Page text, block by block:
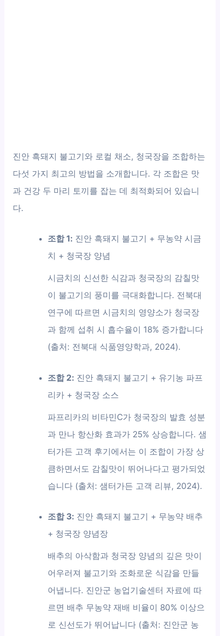
진안 흑돼지 불고기와 로컬 채소, 청국장을 조합하는
다섯 가지 최고의 방법을 소개합니다. 각 조합은 맛
과 건강 두 마리 토끼를 잡는 데 최적화되어 있습니
다.
조합 1: 진안 흑돼지 불고기 + 무농약 시금
치 + 청국장 양념
시금치의 신선한 식감과 청국장의 감칠맛
이 불고기의 풍미를 극대화합니다. 전북대
연구에 따르면 시금치의 영양소가 청국장
과 함께 섭취 시 흡수율이 18% 증가합니다
(출처: 전북대 식품영양학과, 2024).
조합 2: 진안 흑돼지 불고기 + 유기농 파프
리카 + 청국장 소스
파프리카의 비타민C가 청국장의 발효 성분
과 만나 항산화 효과가 25% 상승합니다. 샘
터가든 고객 후기에서는 이 조합이 가장 상
큼하면서도 감칠맛이 뛰어나다고 평가되었
습니다 (출처: 샘터가든 고객 리뷰, 2024).
조합 3: 진안 흑돼지 불고기 + 무농약 배추
+ 청국장 양념장
배추의 아삭함과 청국장 양념의 깊은 맛이
어우러져 불고기와 조화로운 식감을 만들
어냅니다. 진안군 농업기술센터 자료에 따
르면 배추 무농약 재배 비율이 80% 이상으
로 신선도가 뛰어납니다 (출처: 진안군 농